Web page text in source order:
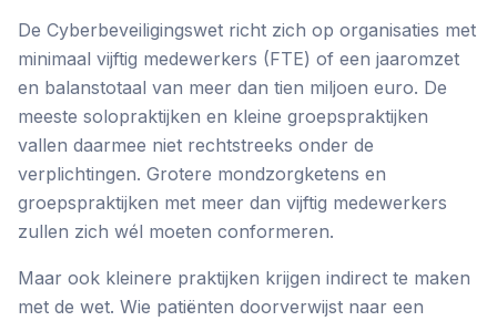
De Cyberbeveiligingswet richt zich op organisaties met
minimaal vijftig medewerkers (FTE) of een jaaromzet
en balanstotaal van meer dan tien miljoen euro. De
meeste solopraktijken en kleine groepspraktijken
vallen daarmee niet rechtstreeks onder de
verplichtingen. Grotere mondzorgketens en
groepspraktijken met meer dan vijftig medewerkers
zullen zich wél moeten conformeren.
Maar ook kleinere praktijken krijgen indirect te maken
met de wet. Wie patiënten doorverwijst naar een